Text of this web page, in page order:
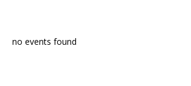
no events found